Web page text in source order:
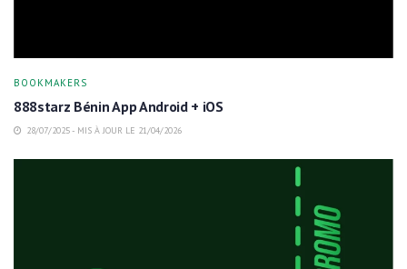
BOOKMAKERS
888starz Bénin App Android + iOS
28/07/2025 - MIS À JOUR LE 21/04/2026